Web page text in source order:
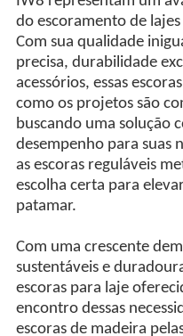
do escoramento de
Com sua qualidade
precisa, durabilidade
acessórios, essas
como os projetos são
buscando uma solução
desempenho para suas
as escoras reguláveis
escolha certa para
patamar.
Com uma crescente
sustentáveis e
escoras para laje
encontro dessas
escoras de madeira